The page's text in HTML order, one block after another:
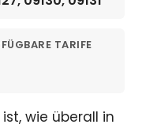
TARIFE
wie überall in